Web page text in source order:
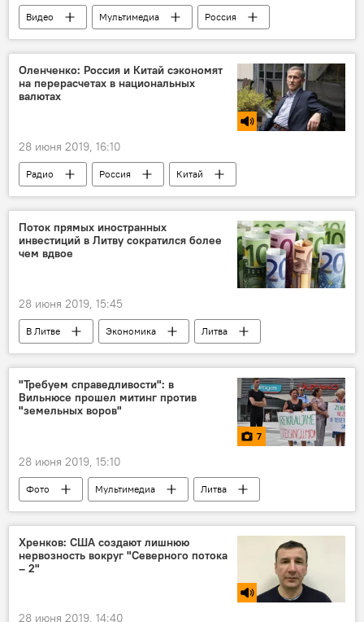
Видео Мультимедиа
Россия
США
Владимир Путин
Дональд Трамп
Оленченко: Россия и Китай сэкономят
на перерасчетах в национальных
валютах
28 июня 2019, 16:10
Радио Россия Китай
Поток прямых иностранных
инвестиций в Литву сократился более
чем вдвое
28 июня 2019, 15:45
В Литве Экономика
Литва
иностранные инвестиции
"Требуем справедливости": в
Вильнюсе прошел митинг против
"земельных воров"
7
28 июня 2019, 15:10
Фото Мультимедиа
Литва
Вильнюс
митинг
Хренков: США создают лишнюю
нервозность вокруг "Северного потока
– 2"
28 июня 2019, 14:40